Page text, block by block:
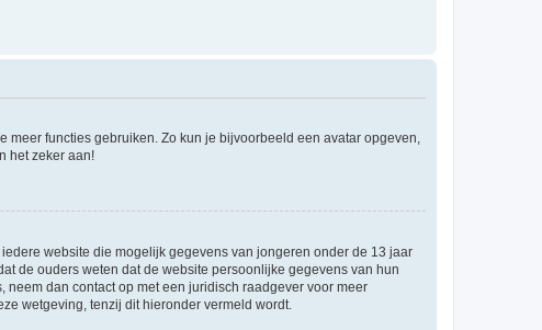
functies gebruiken. Zo kun je bijvoorbeeld een avatar opgeven,
het zeker aan!
website die mogelijk gegevens van jongeren onder de 13 jaar
de ouders weten dat de website persoonlijke gegevens van hun
dan contact op met een juridisch raadgever voor meer
wetgeving, tenzij dit hieronder vermeld wordt.